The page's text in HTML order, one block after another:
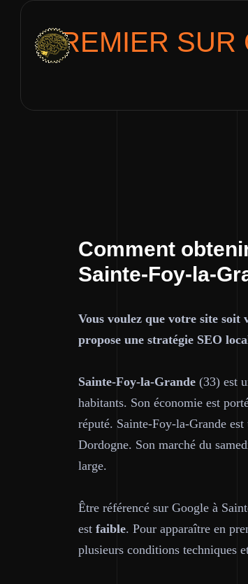
PREMIER SUR
Comment
Sainte-Foy-la-
Vous voulez que votre site
propose une stratégie SEO
Sainte-Foy-la-Grande (33) est
habitants. Son économie est
réputé. Sainte-Foy-la-Grande
Dordogne. Son marché du
large.
Être référencé sur Google à
est faible. Pour apparaître en
plusieurs conditions techniques